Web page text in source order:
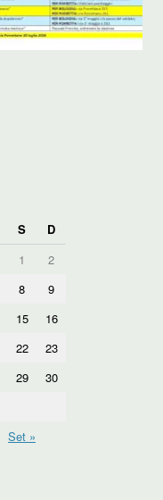
S
D
1
2
8
9
15
16
22
23
29
30
Set »